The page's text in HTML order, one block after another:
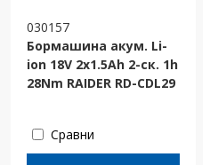
030157
Бормашина акум. Li-
ion 18V 2x1.5Ah 2-ск. 1h
28Nm RAIDER RD-CDL29
Сравни